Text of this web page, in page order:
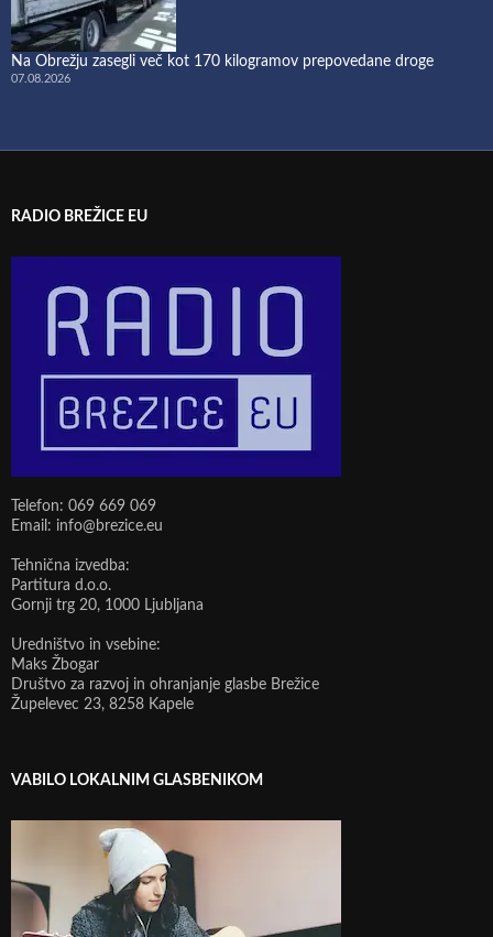
Na Obrežju zasegli več kot 170 kilogramov prepovedane droge
07.08.2026
RADIO BREŽICE EU
Telefon: 069 669 069
Email: info@brezice.eu
Tehnična izvedba:
Partitura d.o.o.
Gornji trg 20, 1000 Ljubljana
Uredništvo in vsebine:
Maks Žbogar
Društvo za razvoj in ohranjanje glasbe Brežice
Župelevec 23, 8258 Kapele
VABILO LOKALNIM GLASBENIKOM